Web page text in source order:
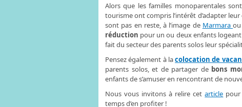
Alors que les familles monoparentales
tourisme ont compris l’intérêt d’adapter
sont pas en reste, à l’image de Marmara
réduction pour un ou deux enfants logeant
fait du secteur des parents solos leur
Pensez également à lacolocation de
parents solos, et de partager de bons
enfants de s’amuser en rencontrant de
Nous vous invitons à relire cetarticle pour
temps d’en profiter !